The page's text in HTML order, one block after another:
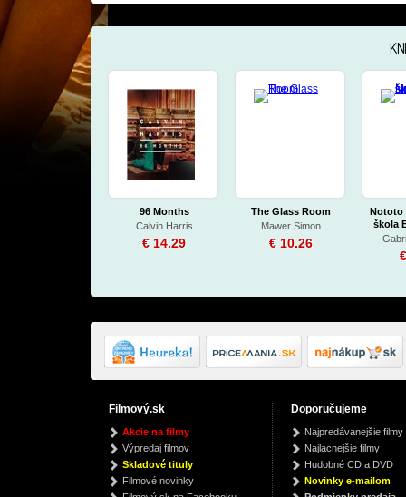
96 Months
Calvin Harris
€ 14.29
The Glass Room
Mawer Simon
€ 10.26
Nototo
škola
Bach Cello Suites
€ 14.29
Křížovky speciál 15 -
Křížovky pro lepší
náladu
autor neuvedený
€ 3.31
TWS
Filmový.sk
Akcie na filmy
Výpredaj filmov
Skladové tituly
Filmové novinky
Doporučujeme
Najpredávanejšie filmy
Najlacnejšie filmy
Hudobné CD a DVD
Novinky e-mailom